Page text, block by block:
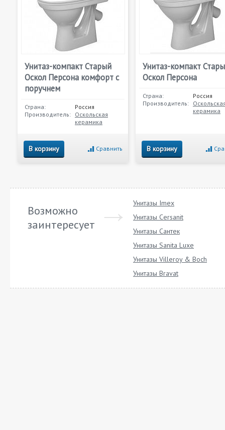
Унитаз-компакт Старый
Оскол Персона комфорт с
поручнем
Страна:
Россия
Производитель: Оскольская
керамика
В корзину Сравнить
Унитаз-компакт
Оскол Персона
Страна:
Россия
Производитель:
керамика
В корзину
Возможно
заинтересует
Унитазы Imex
Унитазы Cersanit
Унитазы Сантек
Унитазы Sanita Luxe
Унитазы Villeroy & Boch
Унитазы Bravat